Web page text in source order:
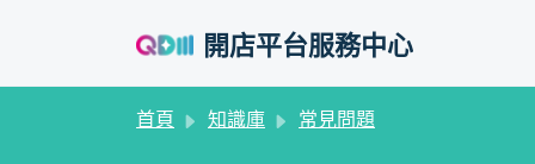
開店平台服務中心
首頁 知識庫 常見問題